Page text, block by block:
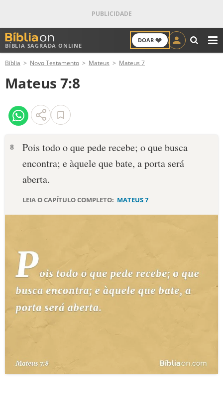
BÍBLIA SAGRADA ONLINE
DOAR ❤️
ANTIGO TESTAMENTO
NOVO TESTAMENTO
VERSÍCULOS
PALAVRA DO DIA
DEVOCIONAL DIÁRIO
ESTUDOS BÍBLICOS
ESBOÇOS DE PREGAÇÃO
TEMAS
PERGUNTE À BÍBLIA
TERMO BÍBLICO
Bíblia Novo Testamento Mateus Mateus 7
Mateus 7:8
8
Pois todo o que pede recebe; o que busca
encontra; e àquele que bate, a porta será
aberta.
LEIA O CAPÍTULO COMPLETO: MATEUS 7